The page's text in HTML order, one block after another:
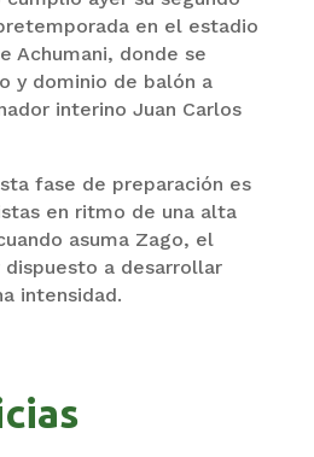
en el estadio
Achumani, donde se
y dominio de balón a
interino Juan Carlos
fase de preparación es
en ritmo de una alta
asuma Zago, el
a desarrollar
intensidad.